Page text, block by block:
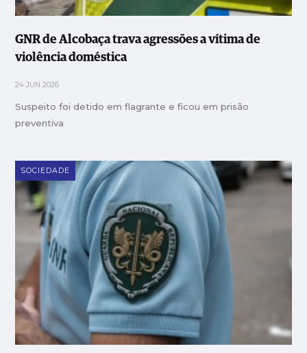
GNR de Alcobaça trava agressões a vítima de
violência doméstica
24 JUN 2026
Suspeito foi detido em flagrante e ficou em prisão
preventiva
SOCIEDADE